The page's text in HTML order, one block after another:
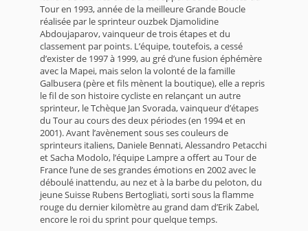
Tour en 1993, année de la meilleure Grande Boucle
réalisée par le sprinteur ouzbek Djamolidine
Abdoujaparov, vainqueur de trois étapes et du
classement par points. L’équipe, toutefois, a cessé
d’exister de 1997 à 1999, au gré d’une fusion éphémère
avec la Mapei, mais selon la volonté de la famille
Galbusera (père et fils mènent la boutique), elle a repris
le fil de son histoire cycliste en relançant un autre
sprinteur, le Tchèque Jan Svorada, vainqueur d’étapes
du Tour au cours des deux périodes (en 1994 et en
2001). Avant l’avènement sous ses couleurs de
sprinteurs italiens, Daniele Bennati, Alessandro Petacchi
et Sacha Modolo, l’équipe Lampre a offert au Tour de
France l’une de ses grandes émotions en 2002 avec le
déboulé inattendu, au nez et à la barbe du peloton, du
jeune Suisse Rubens Bertogliati, sorti sous la flamme
rouge du dernier kilomètre au grand dam d’Erik Zabel,
encore le roi du sprint pour quelque temps.